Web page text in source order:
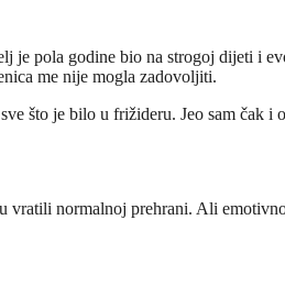
pola godine bio na strogoj dijeti i
me nije mogla zadovoljiti.
što je bilo u frižideru. Jeo sam
normalnoj prehrani. Ali